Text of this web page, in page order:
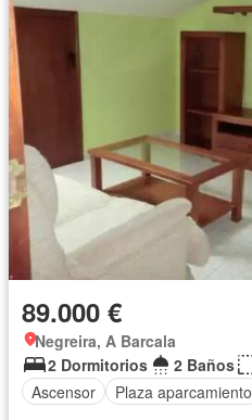
89.000 €
Negreira, A Barcala
2 Dormitorios
2 Baños
Ascensor
Plaza aparcamiento